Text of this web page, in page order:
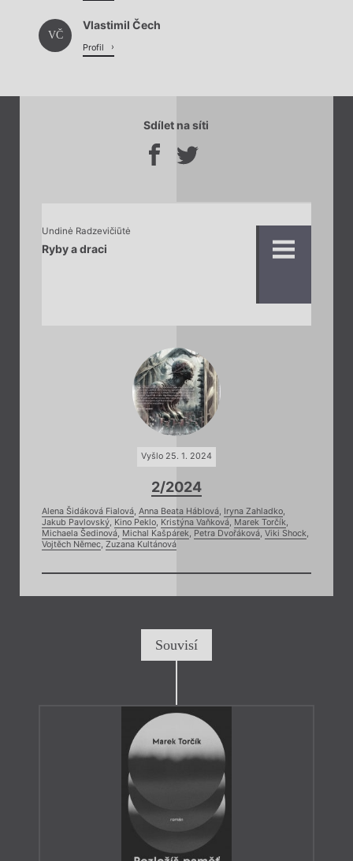
VČ
Vlastimil Čech
Profil
Sdílet na síti
Undinė Radzevičiūtė
Ryby a draci
Vyšlo 25. 1. 2024
2/2024
Alena Šidáková Fialová, Anna Beata Háblová, Iryna Zahladko,
Jakub Pavlovský, Kino Peklo, Kristýna Vaňková, Marek Torčík,
Michaela Šedinová, Michal Kašpárek, Petra Dvořáková, Viki Shock,
Vojtěch Němec, Zuzana Kultánová
Souvisí